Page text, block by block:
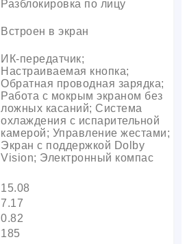
Разблокировка по лицу
Встроен в экран
ИК-передатчик;
Настраиваемая кнопка;
Обратная проводная зарядка;
Работа с мокрым экраном без
ложных касаний; Система
охлаждения с испарительной
камерой; Управление жестами;
Экран с поддержкой Dolby
Vision; Электронный компас
15.08
7.17
0.82
185